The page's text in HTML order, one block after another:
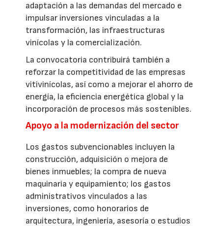
adaptación a las demandas del mercado e
impulsar inversiones vinculadas a la
transformación, las infraestructuras
vinícolas y la comercialización.
La convocatoria contribuirá también a
reforzar la competitividad de las empresas
vitivinícolas, así como a mejorar el ahorro de
energía, la eficiencia energética global y la
incorporación de procesos más sostenibles.
Apoyo a la modernización del sector
Los gastos subvencionables incluyen la
construcción, adquisición o mejora de
bienes inmuebles; la compra de nueva
maquinaria y equipamiento; los gastos
administrativos vinculados a las
inversiones, como honorarios de
arquitectura, ingeniería, asesoría o estudios